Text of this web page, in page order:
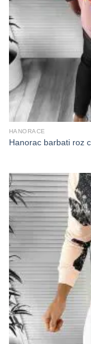
HANORACE
Hanorac barbati roz